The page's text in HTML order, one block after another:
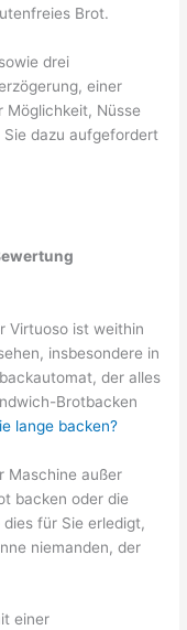
Brot.
drei
einer
Möglichkeit, Nüsse
dazu aufgefordert
Virtuoso ist weithin
insbesondere in
der alles
Brotbacken
lange backen?
Maschine außer
backen oder die
für Sie erledigt,
niemanden, der
einer